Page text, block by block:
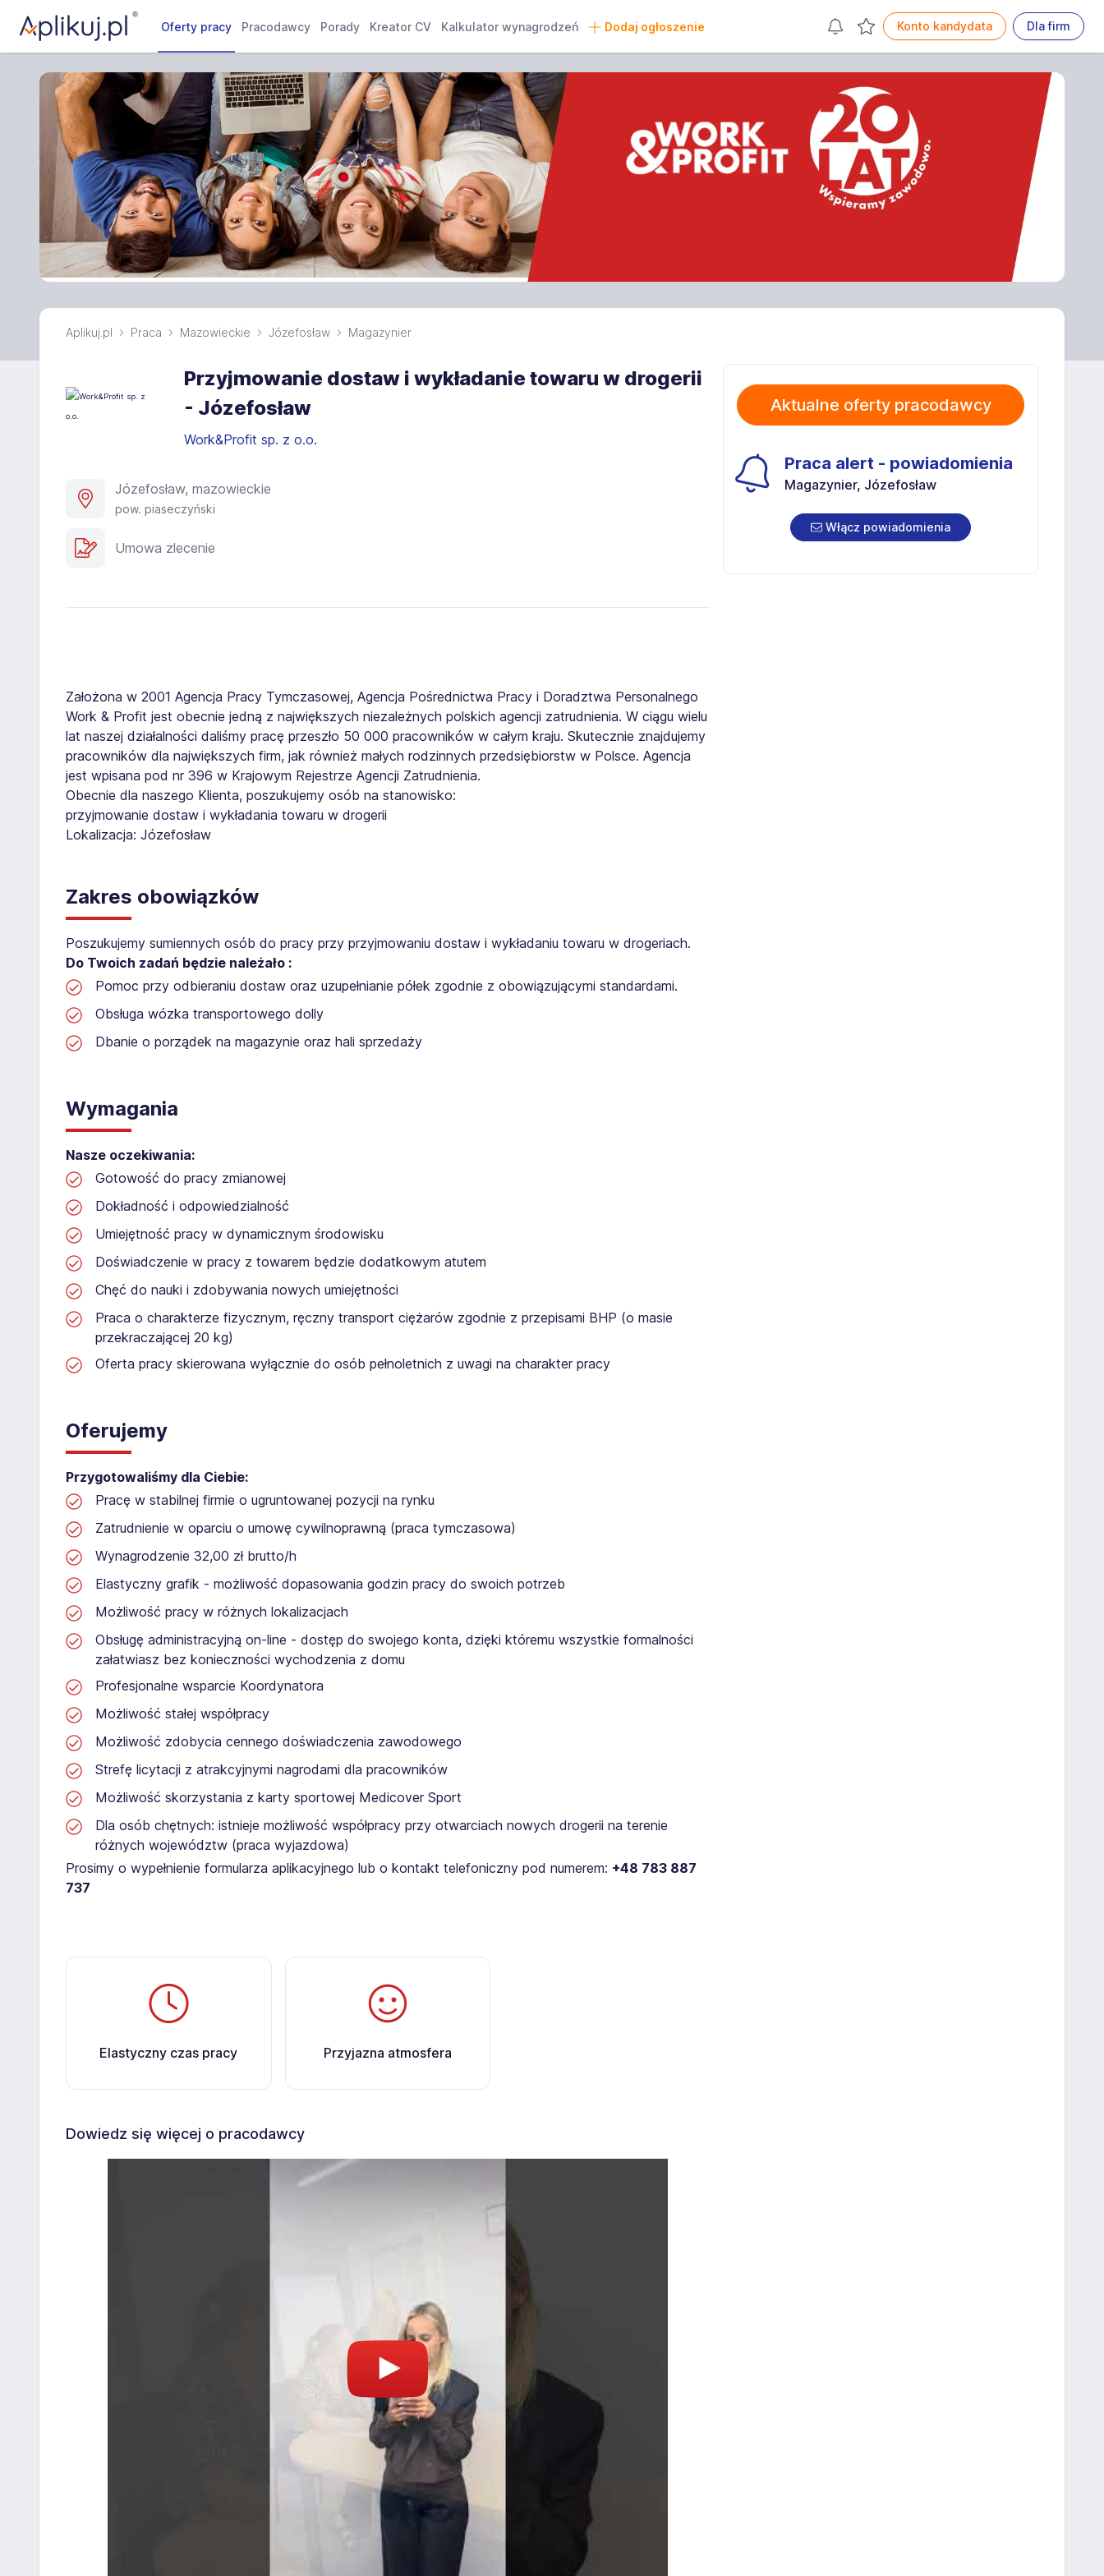
Oferty pracy Pracodawcy Porady Kreator CV Kalkulator wynagrodzeń Dodaj ogłoszenie Konto kandydata Dla firm
Aplikuj.pl Praca Mazowieckie Józefosław Magazynier
Przyjmowanie dostaw i wykładanie towaru w drogerii
- Józefosław
Work&Profit sp. z o.o.
Józefosław, mazowieckie
pow. piaseczyński
Umowa zlecenie
Założona w 2001 Agencja Pracy Tymczasowej, Agencja Pośrednictwa Pracy i Doradztwa Personalnego
Work & Profit jest obecnie jedną z największych niezależnych polskich agencji zatrudnienia. W ciągu wielu
lat naszej działalności daliśmy pracę przeszło 50 000 pracowników w całym kraju. Skutecznie znajdujemy
pracowników dla największych firm, jak również małych rodzinnych przedsiębiorstw w Polsce. Agencja
jest wpisana pod nr 396 w Krajowym Rejestrze Agencji Zatrudnienia.
Obecnie dla naszego Klienta, poszukujemy osób na stanowisko:
przyjmowanie dostaw i wykładania towaru w drogerii
Lokalizacja: Józefosław
Zakres obowiązków
Poszukujemy sumiennych osób do pracy przy przyjmowaniu dostaw i wykładaniu towaru w drogeriach.
Do Twoich zadań będzie należało :
Pomoc przy odbieraniu dostaw oraz uzupełnianie półek zgodnie z obowiązującymi standardami.
Obsługa wózka transportowego dolly
Dbanie o porządek na magazynie oraz hali sprzedaży
Wymagania
Nasze oczekiwania:
Gotowość do pracy zmianowej
Dokładność i odpowiedzialność
Umiejętność pracy w dynamicznym środowisku
Doświadczenie w pracy z towarem będzie dodatkowym atutem
Chęć do nauki i zdobywania nowych umiejętności
Praca o charakterze fizycznym, ręczny transport ciężarów zgodnie z przepisami BHP (o masie
przekraczającej 20 kg)
Oferta pracy skierowana wyłącznie do osób pełnoletnich z uwagi na charakter pracy
Oferujemy
Przygotowaliśmy dla Ciebie:
Pracę w stabilnej firmie o ugruntowanej pozycji na rynku
Zatrudnienie w oparciu o umowę cywilnoprawną (praca tymczasowa)
Wynagrodzenie 32,00 zł brutto/h
Elastyczny grafik - możliwość dopasowania godzin pracy do swoich potrzeb
Możliwość pracy w różnych lokalizacjach
Obsługę administracyjną on-line - dostęp do swojego konta, dzięki któremu wszystkie formalności
załatwiasz bez konieczności wychodzenia z domu
Profesjonalne wsparcie Koordynatora
Możliwość stałej współpracy
Możliwość zdobycia cennego doświadczenia zawodowego
Strefę licytacji z atrakcyjnymi nagrodami dla pracowników
Możliwość skorzystania z karty sportowej Medicover Sport
Dla osób chętnych: istnieje możliwość współpracy przy otwarciach nowych drogerii na terenie
różnych województw (praca wyjazdowa)
Prosimy o wypełnienie formularza aplikacyjnego lub o kontakt telefoniczny pod numerem: +48 783 887
737
Elastyczny czas pracy Przyjazna atmosfera
Dowiedz się więcej o pracodawcy
Aktualne oferty pracodawcy
Praca alert - powiadomienia
Magazynier, Józefosław
Włącz powiadomienia